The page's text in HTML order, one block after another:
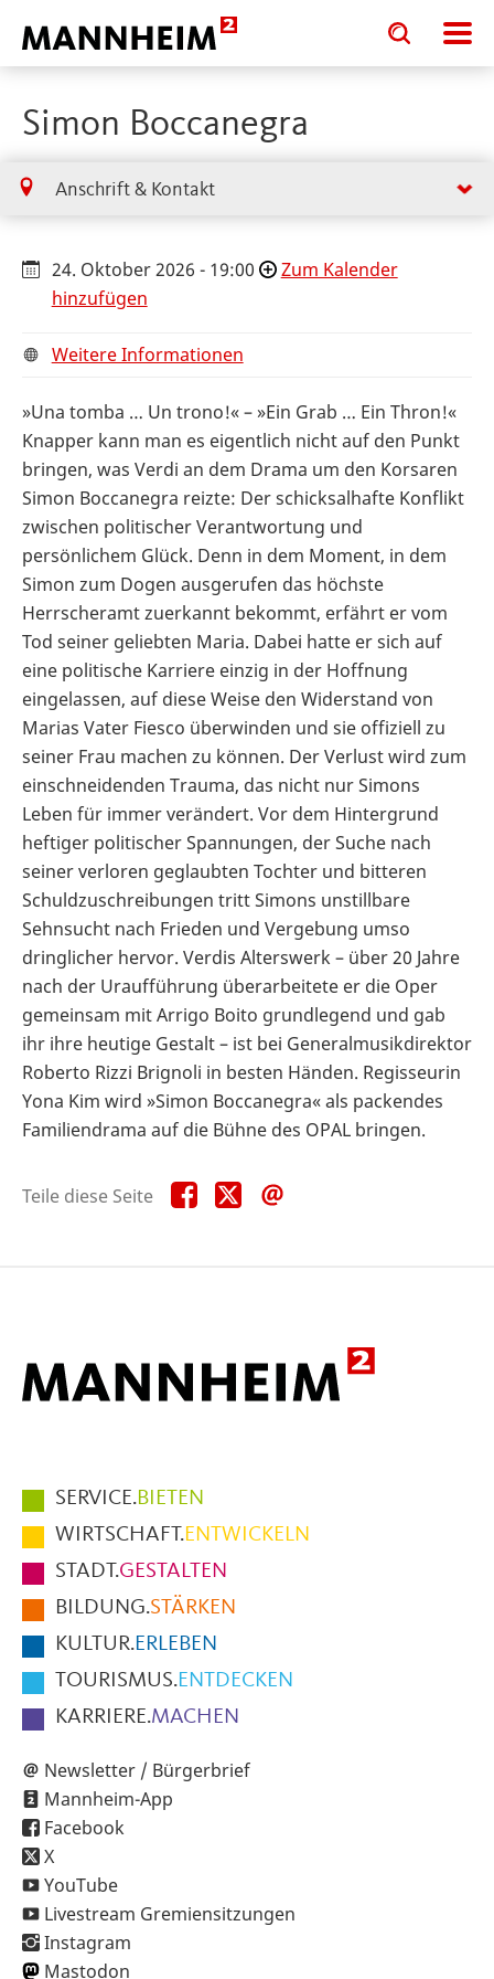
Toggle
search
input
Toggle
search
input
Simon Boccanegra
Anschrift & Kontakt
24. Oktober 2026 - 19:00
Zum Kalender
hinzufügen
Weitere Informationen
»Una tomba … Un trono!« – »Ein Grab … Ein Thron!«
Knapper kann man es eigentlich nicht auf den Punkt
bringen, was Verdi an dem Drama um den Korsaren
Simon Boccanegra reizte: Der schicksalhafte Konflikt
zwischen politischer Verantwortung und
persönlichem Glück. Denn in dem Moment, in dem
Simon zum Dogen ausgerufen das höchste
Herrscheramt zuerkannt bekommt, erfährt er vom
Tod seiner geliebten Maria. Dabei hatte er sich auf
eine politische Karriere einzig in der Hoffnung
eingelassen, auf diese Weise den Widerstand von
Marias Vater Fiesco überwinden und sie offiziell zu
seiner Frau machen zu können. Der Verlust wird zum
einschneidenden Trauma, das nicht nur Simons
Leben für immer verändert. Vor dem Hintergrund
heftiger politischer Spannungen, der Suche nach
seiner verloren geglaubten Tochter und bitteren
Schuldzuschreibungen tritt Simons unstillbare
Sehnsucht nach Frieden und Vergebung umso
dringlicher hervor. Verdis Alterswerk – über 20 Jahre
nach der Uraufführung überarbeitete er die Oper
gemeinsam mit Arrigo Boito grundlegend und gab
ihr ihre heutige Gestalt – ist bei Generalmusikdirektor
Roberto Rizzi Brignoli in besten Händen. Regisseurin
Yona Kim wird »Simon Boccanegra« als packendes
Familiendrama auf die Bühne des OPAL bringen.
Teile diese Seite Teile
diese
Teile
diese
Hauptmenüpunkte
im
Fußbereich
der
Seite
SERVICE.BIETEN
WIRTSCHAFT.ENTWICKELN
STADT.GESTALTEN
BILDUNG.STÄRKEN
KULTUR.ERLEBEN
TOURISMUS.ENTDECKEN
KARRIERE.MACHEN
Newsletter / Bürgerbrief
Mannheim-App
Facebook
X
YouTube
Livestream Gremiensitzungen
Instagram
Mastodon